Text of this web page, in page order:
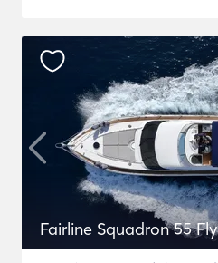
Fairline Squadron 55 Fly